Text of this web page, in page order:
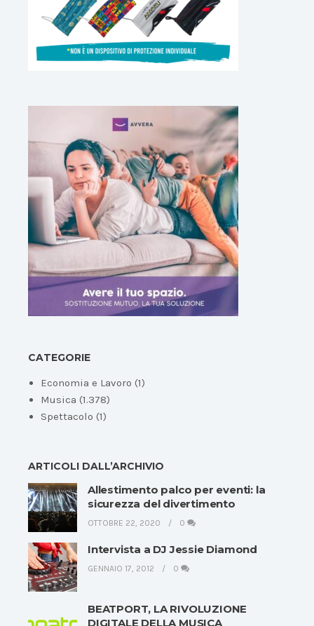
CATEGORIE
Economia e Lavoro (1)
Musica (1.378)
Spettacolo (1)
ARTICOLI DALL’ARCHIVIO
Allestimento palco per eventi: la
sicurezza del divertimento
OTTOBRE 22, 2020 0
Intervista a DJ Jessie Diamond
GENNAIO 17, 2012 0
BEATPORT, LA RIVOLUZIONE
DIGITALE DELLA MUSICA